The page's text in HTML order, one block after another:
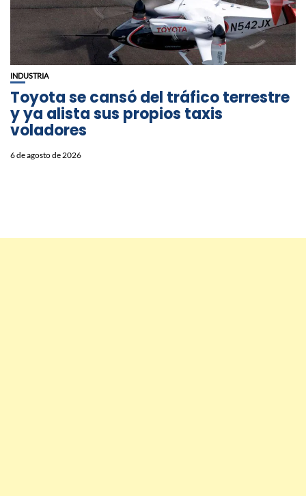
INDUSTRIA
Toyota se cansó del tráfico terrestre
y ya alista sus propios taxis
voladores
6 de agosto de 2026